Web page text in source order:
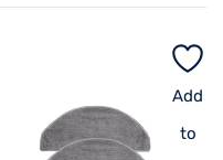
Add
to